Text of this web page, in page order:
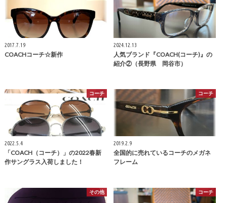
2017.7.19
COACHコーチ☆新作
2024.12.13
人気ブランド『COACH(コーチ)』の
紹介②（長野県 岡谷市）
コーチ
2022.5.4
「COACH（コーチ）」の2022春新
作サングラス入荷しました！
コーチ
2019.2.9
全国的に売れているコーチのメガネ
フレーム
その他 コーチ